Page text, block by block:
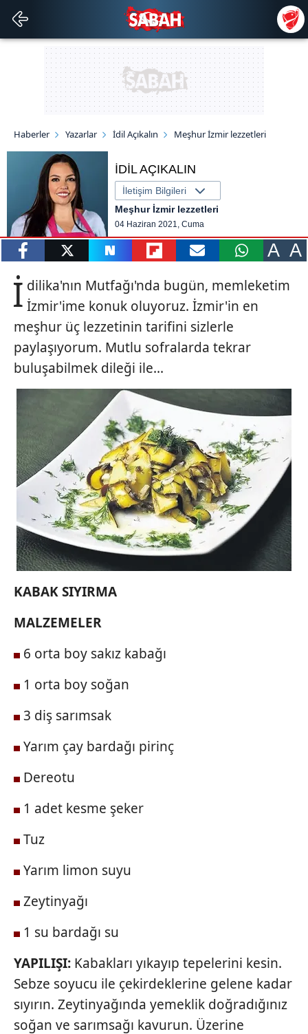
Haberler Yazarlar İdil Açıkalın Meşhur İzmir lezzetleri
İDİL AÇIKALIN
İletişim Bilgileri
Meşhur İzmir lezzetleri
04 Haziran 2021, Cuma
gönder
A A
İ dilika'nın Mutfağı'nda bugün, memleketim
İzmir'ime konuk oluyoruz. İzmir'in en
meşhur üç lezzetinin tarifini sizlerle
paylaşıyorum. Mutlu sofralarda tekrar
buluşabilmek dileği ile...
KABAKSIYIRMA
MALZEMELER
6 orta boy sakız kabağı
1 orta boy soğan
3 diş sarımsak
Yarım çay bardağı pirinç
Dereotu
1 adet kesme şeker
Tuz
Yarım limon suyu
Zeytinyağı
1 su bardağı su
YAPILIŞI: Kabakları yıkayıp tepelerini kesin.
Sebze soyucu ile çekirdeklerine gelene kadar
sıyırın. Zeytinyağında yemeklik doğradığınız
soğan ve sarımsağı kavurun. Üzerine